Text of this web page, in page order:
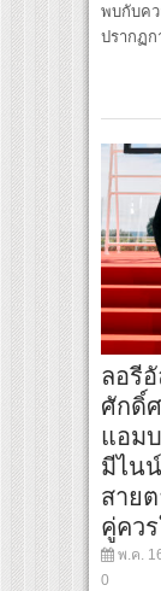
พบกับคว
ปรากฏ
ลอรี
ศักดิ์
แอม
มีไน
สาย
คู่คว
พ.ค.
0